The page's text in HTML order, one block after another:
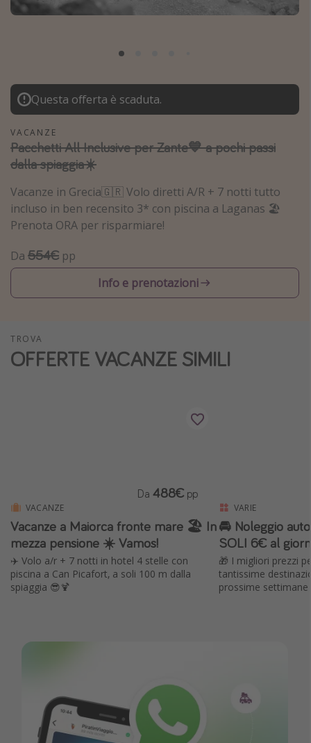
Grecia
Tunisia
Malta
Canarie
Capo Verde
Tipo di vacanza
Vacanze last minute
Vacanze estate 2026
Vacanze di Pasqua 2026
Vacanze al mare
Città più visitate
Questa offerta è scaduta.
VACANZE
Pacchetti All Inclusive per Zante💙 a pochi passi
dalla spiaggia☀️
Vacanze in Grecia🇬🇷 Volo diretti A/R + 7 notti tutto
incluso in ben recensito 3* con piscina a Laganas 🏖️
Prenota ORA per risparmiare!
Da 554€ pp
Info e prenotazioni
TROVA
OFFERTE VACANZE SIMILI
VACANZE
Vacanze a Maiorca fronte mare 🏖️ In
mezza pensione ☀️ Vamos!
✈️ Volo a/r + 7 notti in hotel 4 stelle con
piscina a Can Picafort, a soli 100 m dalla
spiaggia 😎🍹
Da 488€ pp
VARIE
🚘 Noleggio
SOLI 6€ al
🎁 I migliori prezzi
tantissime
prossime settimane